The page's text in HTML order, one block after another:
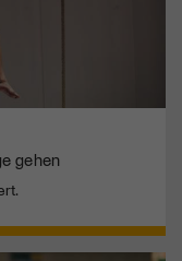
gehen